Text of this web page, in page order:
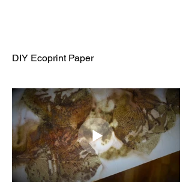
DIY Ecoprint Paper